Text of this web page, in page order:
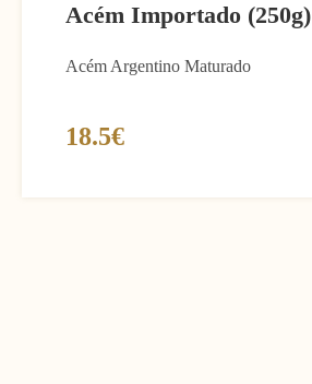
Acém Importado (250g)
Acém Argentino Maturado
18.5€